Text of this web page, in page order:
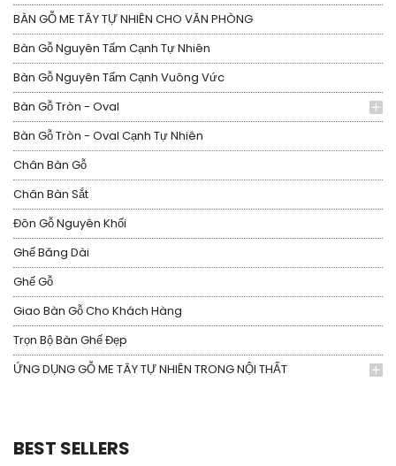
BÀN GỖ ME TÂY TỰ NHIÊN CHO VĂN PHÒNG
Bàn Gỗ Nguyên Tấm Cạnh Tự Nhiên
Bàn Gỗ Nguyên Tấm Cạnh Vuông Vức
Bàn Gỗ Tròn - Oval
Bàn Gỗ Tròn - Oval Cạnh Tự Nhiên
Chân Bàn Gỗ
Chân Bàn Sắt
Đôn Gỗ Nguyên Khối
Ghế Băng Dài
Ghế Gỗ
Giao Bàn Gỗ Cho Khách Hàng
Trọn Bộ Bàn Ghế Đẹp
ỨNG DỤNG GỖ ME TÂY TỰ NHIÊN TRONG NỘI THẤT
BEST SELLERS